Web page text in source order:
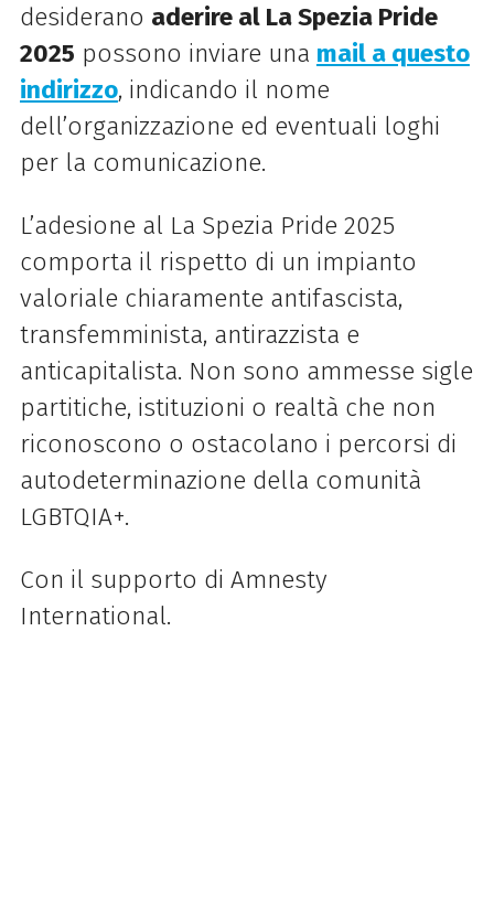
desiderano aderire al La Spezia Pride
2025 possono inviare una mail a questo
indirizzo, indicando il nome
dell’organizzazione ed eventuali loghi
per la comunicazione.
L’adesione al La Spezia Pride 2025
comporta il rispetto di un impianto
valoriale chiaramente antifascista,
transfemminista, antirazzista e
anticapitalista. Non sono ammesse sigle
partitiche, istituzioni o realtà che non
riconoscono o ostacolano i percorsi di
autodeterminazione della comunità
LGBTQIA+.
Con il supporto di Amnesty
International.